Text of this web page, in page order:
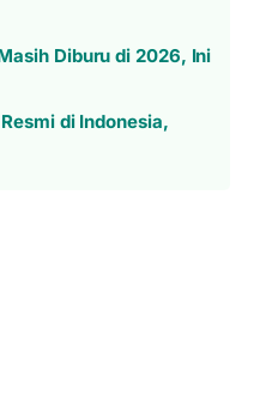
Diburu di 2026, Ini
di Indonesia,